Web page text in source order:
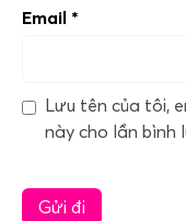
Email *
Lưu tên của tôi,
này cho lần bình